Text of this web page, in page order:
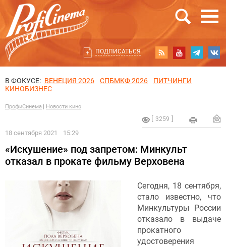
ПОДПИСАТЬСЯ
В ФОКУСЕ: ВЕНЕЦИЯ 2026 СПБМКФ 2026
ПИТЧИНГИ
КИНОБИЗНЕС
ПрофиСинема Новости кино
3259
18 сентября 2021 15:29
«Искушение» под запретом: Минкульт
отказал в прокате фильму Верховена
Сегодня, 18 сентября,
стало известно, что
Минкультуры России
отказало в выдаче
прокатного
удостоверения